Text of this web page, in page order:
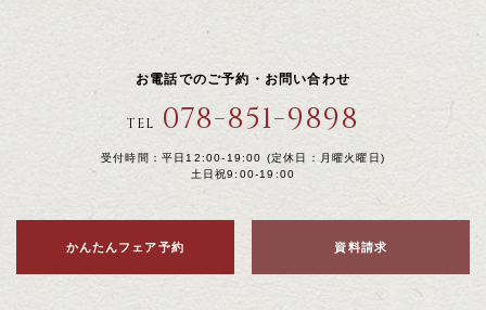
お電話でのご予約・お問い合わせ
TEL 078-851-9898
受付時間：平日12:00-19:00 (定休日：月曜火曜日)
土日祝9:00-19:00
かんたんフェア予約 資料請求